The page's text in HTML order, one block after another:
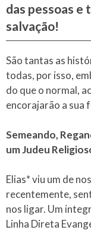
das pessoas e
salvação!
São tantas as
todas, por isso,
do que o normal,
encorajarão a sua
Semeando,
um Judeu
Elias* viu um de
recentemente,
nos ligar. Um
Linha Direta